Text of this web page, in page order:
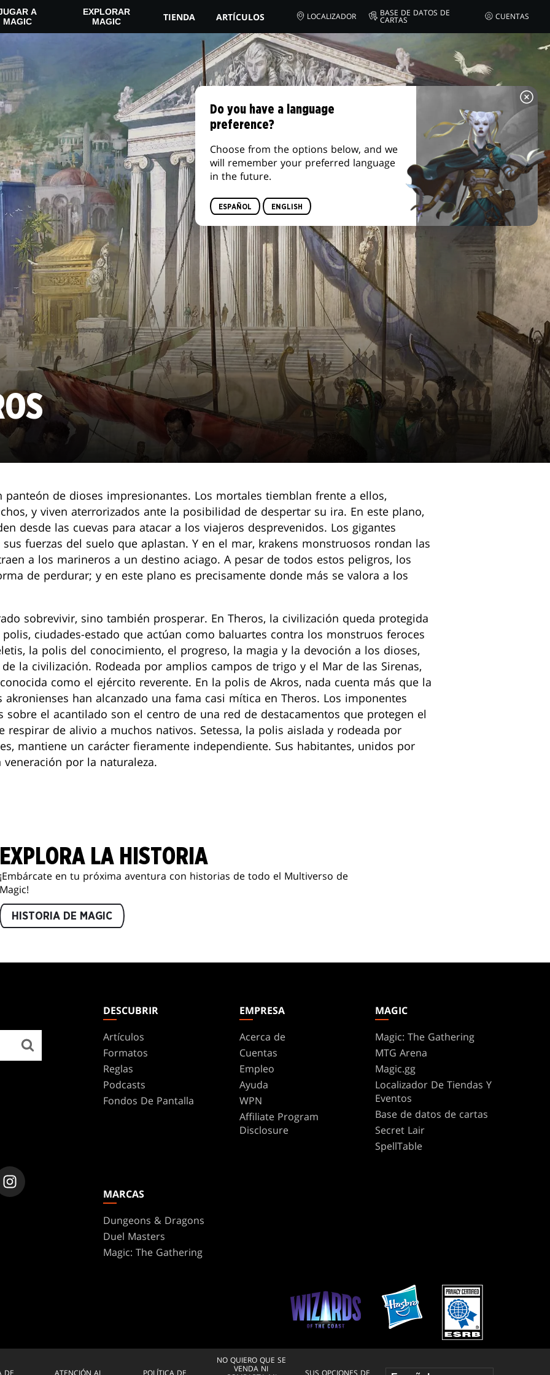
A
MAGIC
EXPLORAR
MAGIC
TIENDA ARTÍCULOS LOCALIZADOR BASE DE DATOS DE
CARTAS CUENTAS
panteón de dioses impresionantes. Los mortales tiemblan frente a ellos,
y viven aterrorizados ante la posibilidad de despertar su ira. En este plano,
desde las cuevas para atacar a los viajeros desprevenidos. Los gigantes
fuerzas del suelo que aplastan. Y en el mar, krakens monstruosos rondan las
a los marineros a un destino aciago. A pesar de todos estos peligros, los
de perdurar; y en este plano es precisamente donde más se valora a los
sobrevivir, sino también prosperar. En Theros, la civilización queda protegida
ciudades-estado que actúan como baluartes contra los monstruos feroces
la polis del conocimiento, el progreso, la magia y la devoción a los dioses,
la civilización. Rodeada por amplios campos de trigo y el Mar de las Sirenas,
como el ejército reverente. En la polis de Akros, nada cuenta más que la
han alcanzado una fama casi mítica en Theros. Los imponentes
sobre el acantilado son el centro de una red de destacamentos que protegen el
respirar de alivio a muchos nativos. Setessa, la polis aislada y rodeada por
mantiene un carácter fieramente independiente. Sus habitantes, unidos por
por la naturaleza.
EXPLORA LA HISTORIA
¡Embárcate en tu próxima aventura con historias de todo el Multiverso de
Magic!
HISTORIA DE MAGIC
DESCUBRIR
Artículos
Formatos
Reglas
Podcasts
Fondos De Pantalla
EMPRESA
Acerca de
Cuentas
Empleo
Ayuda
WPN
Affiliate Program
Disclosure
MAGIC
Magic: The Gathering
MTG Arena
Magic.gg
Localizador De Tiendas Y
Eventos
Base de datos de cartas
Secret Lair
SpellTable
MARCAS
Dungeons & Dragons
Duel Masters
Magic: The Gathering
NO QUIERO QUE SE
VENDA NI
Do you have a language
preference?
Choose from the options below, and we
will remember your preferred language
in the future.
ESPAÑOL ENGLISH